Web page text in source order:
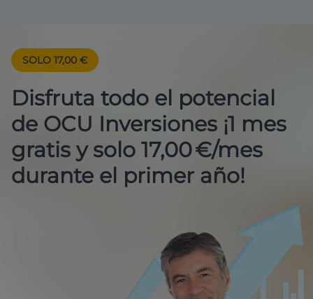
SOLO 17,00 €
Disfruta todo el potencial
de OCU Inversiones ¡1 mes
gratis y solo 17,00 €/mes
durante el primer año!